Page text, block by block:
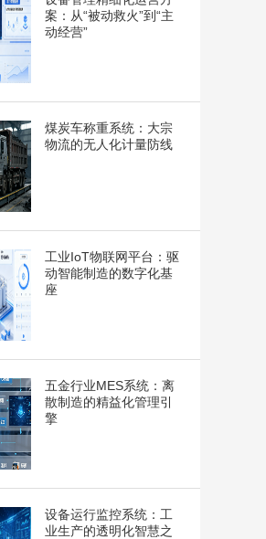
案：从“被动救火”到“主
动经营”
煤炭车称重系统：大宗
物流的无人化计量防线
工业IoT物联网平台：驱
动智能制造的数字化基
座
五金行业MES系统：离
散制造的精益化管理引
擎
设备运行监控系统：工
业生产的透明化智慧之